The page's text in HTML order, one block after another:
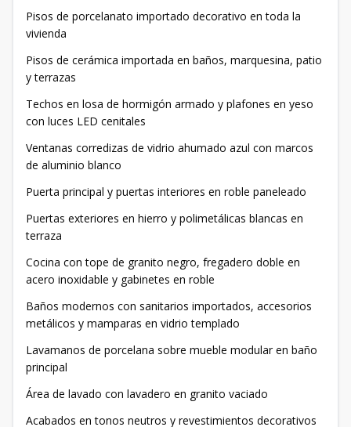
Pisos de porcelanato importado decorativo en toda la
vivienda
Pisos de cerámica importada en baños, marquesina, patio
y terrazas
Techos en losa de hormigón armado y plafones en yeso
con luces LED cenitales
Ventanas corredizas de vidrio ahumado azul con marcos
de aluminio blanco
Puerta principal y puertas interiores en roble paneleado
Puertas exteriores en hierro y polimetálicas blancas en
terraza
Cocina con tope de granito negro, fregadero doble en
acero inoxidable y gabinetes en roble
Baños modernos con sanitarios importados, accesorios
metálicos y mamparas en vidrio templado
Lavamanos de porcelana sobre mueble modular en baño
principal
Área de lavado con lavadero en granito vaciado
Acabados en tonos neutros y revestimientos decorativos